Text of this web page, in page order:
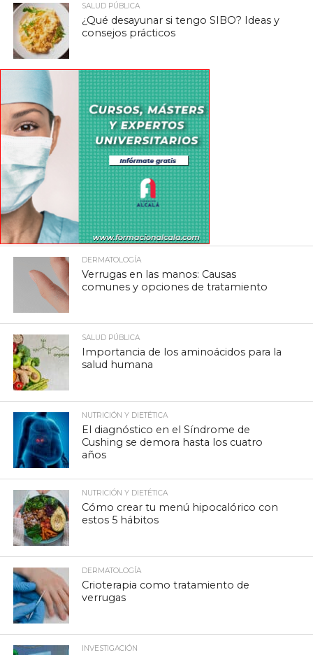
SALUD PÚBLICA
¿Qué desayunar si tengo SIBO? Ideas y
consejos prácticos
DERMATOLOGÍA
Verrugas en las manos: Causas
comunes y opciones de tratamiento
SALUD PÚBLICA
Importancia de los aminoácidos para la
salud humana
NUTRICIÓN Y DIETÉTICA
El diagnóstico en el Síndrome de
Cushing se demora hasta los cuatro
años
NUTRICIÓN Y DIETÉTICA
Cómo crear tu menú hipocalórico con
estos 5 hábitos
DERMATOLOGÍA
Crioterapia como tratamiento de
verrugas
INVESTIGACIÓN